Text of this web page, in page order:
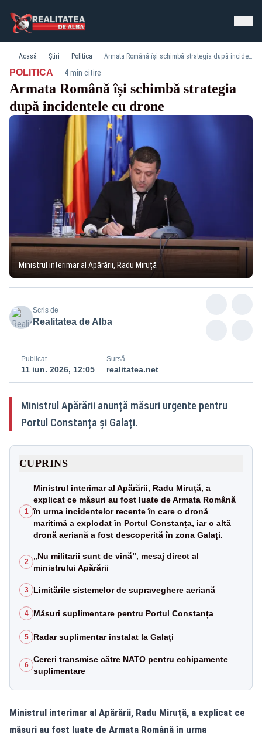
Acasă Știri Politica Armata Română își schimbă strategia după incidentele cu drone
POLITICA· 4 min citire
Armata Română își schimbă strategia
după incidentele cu drone
Ministrul interimar al Apărării, Radu Miruță
Scris de
Realitatea de Alba
Publicat
11 iun. 2026, 12:05
Sursă
realitatea.net
Ministrul Apărării anunță măsuri urgente pentru
Portul Constanța și Galați.
CUPRINS
1
Ministrul interimar al Apărării, Radu Miruță, a
explicat ce măsuri au fost luate de Armata Română
în urma incidentelor recente în care o dronă
maritimă a explodat în Portul Constanța, iar o altă
dronă aeriană a fost descoperită în zona Galați.
2
„Nu militarii sunt de vină”, mesaj direct al
ministrului Apărării
3 Limitările sistemelor de supraveghere aeriană
4 Măsuri suplimentare pentru Portul Constanța
5 Radar suplimentar instalat la Galați
6
Cereri transmise către NATO pentru echipamente
suplimentare
Ministrul interimar al Apărării, Radu Miruță, a explicat ce
măsuri au fost luate de Armata Română în urma